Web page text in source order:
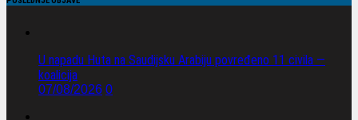
U napadu Huta na Saudijsku Arabiju povređeno 11 civila —
koalicija
07/08/2026 0